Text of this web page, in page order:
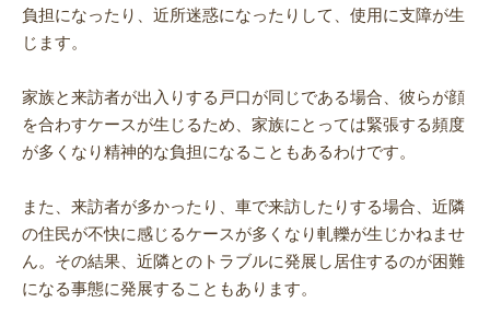
負担になったり、近所迷惑になったりして、使用に支障が生
じます。
家族と来訪者が出入りする戸口が同じである場合、彼らが顔
を合わすケースが生じるため、家族にとっては緊張する頻度
が多くなり精神的な負担になることもあるわけです。
また、来訪者が多かったり、車で来訪したりする場合、近隣
の住民が不快に感じるケースが多くなり軋轢が生じかねませ
ん。その結果、近隣とのトラブルに発展し居住するのが困難
になる事態に発展することもあります。